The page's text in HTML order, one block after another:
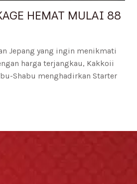
HEMAT MULAI 88
Jepang yang ingin menikmati
harga terjangkau, Kakkoii
Shabu menghadirkan Starter